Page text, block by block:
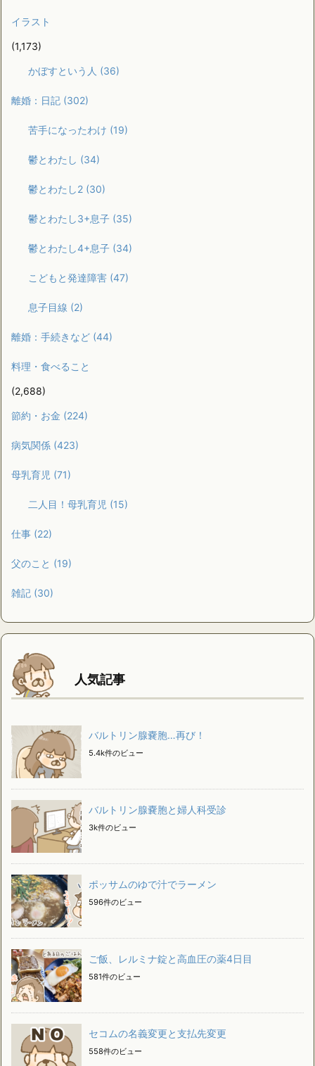
イラスト
(1,173)
かぼすという人 (36)
離婚：日記 (302)
苦手になったわけ (19)
鬱とわたし (34)
鬱とわたし2 (30)
鬱とわたし3+息子 (35)
鬱とわたし4+息子 (34)
こどもと発達障害 (47)
息子目線 (2)
離婚：手続きなど (44)
料理・食べること
(2,688)
節約・お金 (224)
病気関係 (423)
母乳育児 (71)
二人目！母乳育児 (15)
仕事 (22)
父のこと (19)
雑記 (30)
人気記事
バルトリン腺嚢胞…再び！
5.4k件のビュー
バルトリン腺嚢胞と婦人科受診
3k件のビュー
ポッサムのゆで汁でラーメン
596件のビュー
ご飯、レルミナ錠と高血圧の薬4日目
581件のビュー
セコムの名義変更と支払先変更
558件のビュー